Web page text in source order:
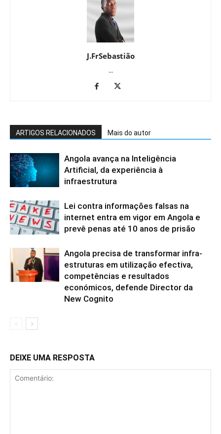
J.FrSebastião
...
ARTIGOS RELACIONADOS Mais do autor
Angola avança na Inteligência
Artificial, da experiência à
infraestrutura
Lei contra informações falsas na
internet entra em vigor em Angola e
prevê penas até 10 anos de prisão
Angola precisa de transformar infra-
estruturas em utilização efectiva,
competências e resultados
económicos, defende Director da
New Cognito
DEIXE UMA RESPOSTA